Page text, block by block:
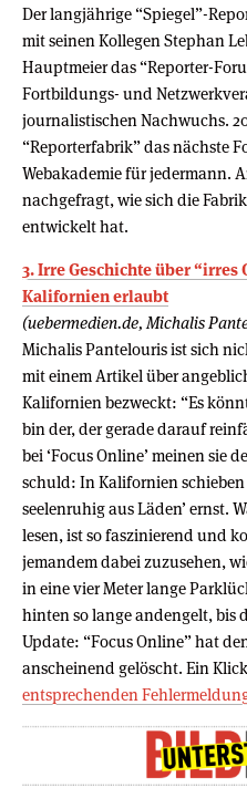
Der langjährige “Spiegel”-
mit seinen Kollegen Stephan
Hauptmeier das “Reporter-
Fortbildungs- und
journalistischen Nachwuchs.
“Reporterfabrik” das nächste
Webakademie für jedermann.
nachgefragt, wie sich die
entwickelt hat.
3. Irre Geschichte über “irres
Kalifornien erlaubt
(uebermedien.de, Michalis
Michalis Pantelouris ist sich
mit einem Artikel über
Kalifornien bezweckt: “Es
bin der, der gerade darauf
bei ‘Focus Online’ meinen sie
schuld: In Kalifornien schieben
seelenruhig aus Läden’ ernst.
lesen, ist so faszinierend und
jemandem dabei zuzusehen,
in eine vier Meter lange
hinten so lange andengelt, bis
Update: “Focus Online” hat
anscheinend gelöscht. Ein
entsprechenden